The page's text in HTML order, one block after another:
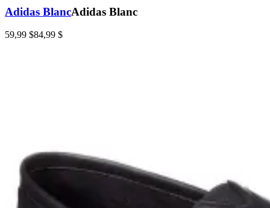
Adidas BlancAdidas Blanc
59,99 $84,99 $